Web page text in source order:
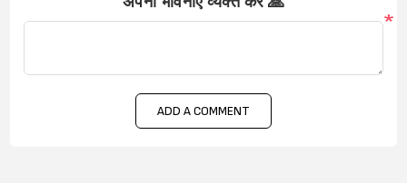
*
ADD A COMMENT